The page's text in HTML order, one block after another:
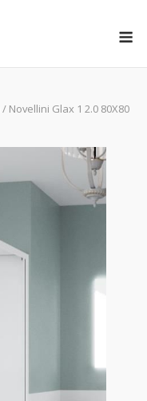
/ Novellini Glax 1 2.0 80X80